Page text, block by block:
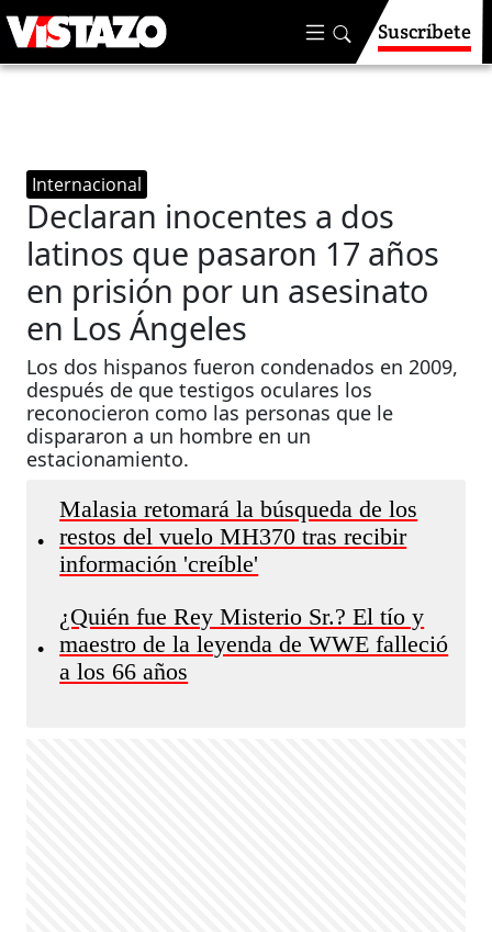
Suscríbete
Internacional
Declaran inocentes a dos
latinos que pasaron 17 años
en prisión por un asesinato
en Los Ángeles
Los dos hispanos fueron condenados en 2009,
después de que testigos oculares los
reconocieron como las personas que le
dispararon a un hombre en un
estacionamiento.
•
Malasia retomará la búsqueda de los
restos del vuelo MH370 tras recibir
información 'creíble'
•
¿Quién fue Rey Misterio Sr.? El tío y
maestro de la leyenda de WWE falleció
a los 66 años